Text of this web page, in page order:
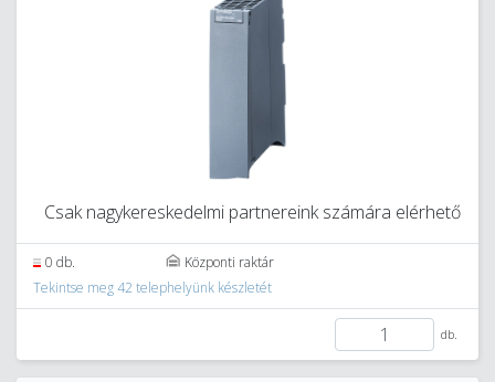
Csak nagykereskedelmi partnereink számára elérhető
0 db.
Központi raktár
Tekintse meg 42 telephelyünk készletét
db.